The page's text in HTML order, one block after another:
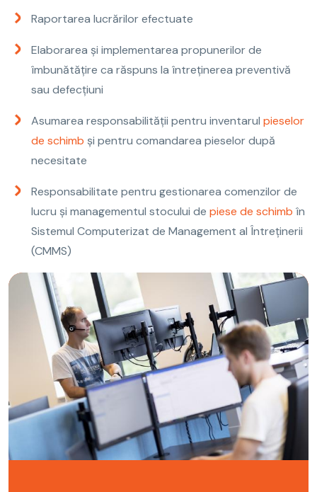
Raportarea lucrărilor efectuate
Elaborarea și implementarea propunerilor de
îmbunătățire ca răspuns la întreținerea preventivă
sau defecțiuni
Asumarea responsabilității pentru inventarul pieselor
de schimb și pentru comandarea pieselor după
necesitate
Responsabilitate pentru gestionarea comenzilor de
lucru și managementul stocului de piese de schimb în
Sistemul Computerizat de Management al Întreținerii
(CMMS)